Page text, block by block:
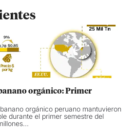
orgánico: Primer
orgánico peruano mantuvieron
durante el primer semestre del